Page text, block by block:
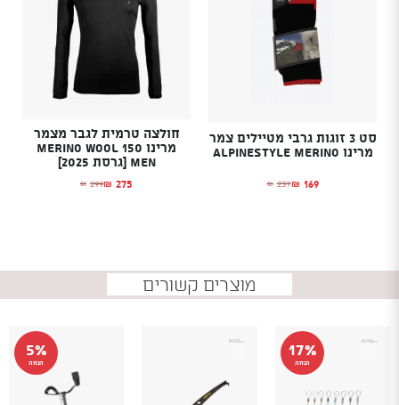
סט 3 זוגות גרבי מטיילים צמר
מרינו Alpinestyle Merino
₪ 237
המחיר המקורי היה: ₪237.₪ 169 המחיר הנוכחי הוא: ₪169.
חולצה טרמית לגבר מצמר
מרינו Merino Wool 150
Men [גרסת 2025]
₪ 299
המחיר המקורי היה: ₪299.₪ 275 המחיר הנוכחי הוא: ₪275.
מוצרים קשורים
17%
הנחה
5%
הנחה